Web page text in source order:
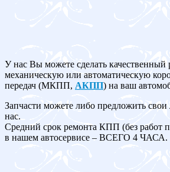
У нас Вы можете сделать качественный
механическую или автоматическую
передач (МКПП, АКПП) на ваш
Запчасти можете либо предложить свои
нас.
Средний срок ремонта КПП (без работ
в нашем автосервисе – ВСЕГО 4 ЧАСА.